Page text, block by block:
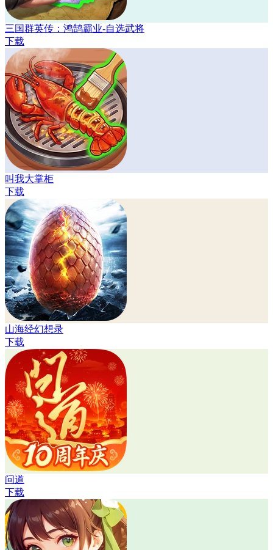
三国群英传：鸿鹄霸业-自选武将
下载
叫我大掌柜
下载
山海经幻想录
下载
问道
下载